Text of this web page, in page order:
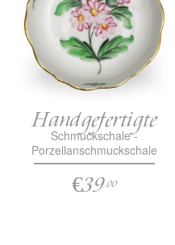
Handgefertigte
Schmuckschale -
Porzellanschmuckschale
€39.00